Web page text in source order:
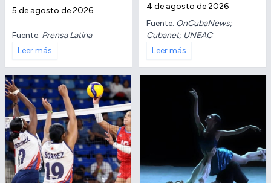
5 de agosto de 2026
Fuente: Prensa Latina
Leer más
4 de agosto de 2026
Fuente: OnCubaNews;
Cubanet; UNEAC
Leer más